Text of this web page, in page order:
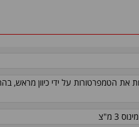
את הטמפרטורות על ידי כיוון מראש,